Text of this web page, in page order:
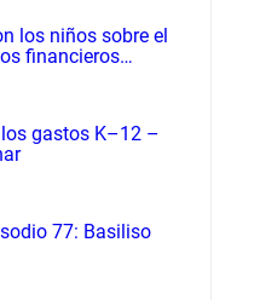
los niños sobre el
financieros
gastos K–12 –
77: Basiliso